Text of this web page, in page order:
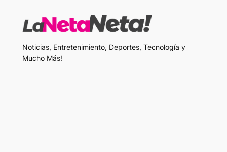
Noticias, Entretenimiento, Deportes, Tecnología y
Mucho Más!